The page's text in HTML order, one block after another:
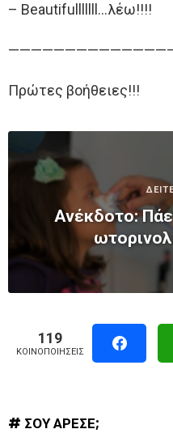
– Beautifulllllll…λέω!!!!
Πρώτες βοήθειες!!!
Ανέκδοτο:
119
ΚΟΙΝΟΠΟΙΉΣΕΙΣ
# ΣΟΥ ΑΡΕΣΕ;